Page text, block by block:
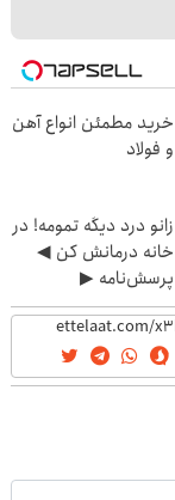
خرید مطمئن انواع آهن
و فولاد
زانو درد دیگه تمومه! در
خانه درمانش کن ◀
پرسش‌نامه ▶